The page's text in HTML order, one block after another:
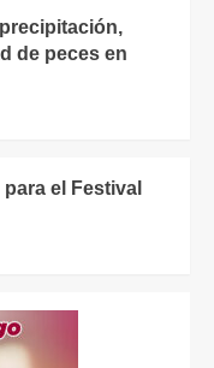
de peces en
el Festival